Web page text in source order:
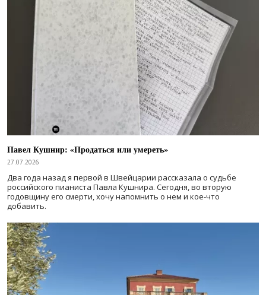
Павел Кушнир: «Продаться или умереть»
27.07.2026
Два года назад я первой в Швейцарии рассказала о судьбе
российского пианиста Павла Кушнира. Сегодня, во вторую
годовщину его смерти, хочу напомнить о нем и кое-что
добавить.